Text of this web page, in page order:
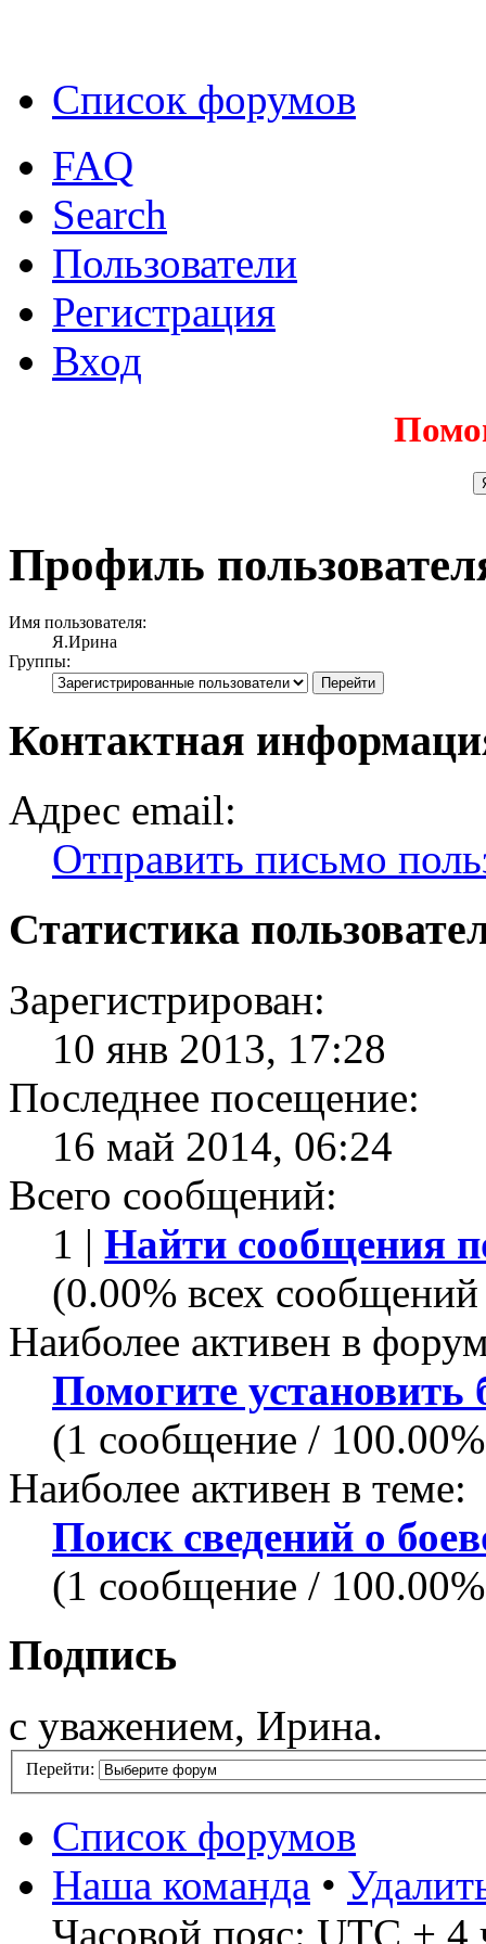
Список форумов
FAQ
Search
Пользователи
Регистрация
Вход
Профиль
Имя пользователя:
Я.Ирина
Группы:
Контактная
Адрес email:
Отправить письмо
Статистика
Зарегистрирован:
10 янв 2013, 17:28
Последнее посещение:
16 май 2014, 06:24
Всего сообщений:
1 | Найти сообщения
(0.00% всех
Наиболее активен в
Помогите установить
(1 сообщение /
Наиболее активен в теме:
Поиск сведений о
(1 сообщение /
Подпись
с уважением, Ирина.
Перейти:
Список форумов
Наша команда •
Часовой пояс: UTC + 4